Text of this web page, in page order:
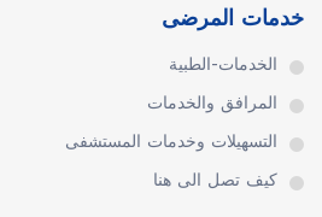
خدمات المرضى
الخدمات-الطبية
المرافق والخدمات
التسهيلات وخدمات المستشفى
كيف تصل الى هنا